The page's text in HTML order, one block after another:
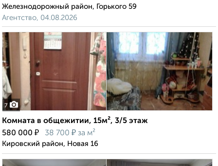
Железнодорожный район, Горького 59
Агентство, 04.08.2026
7
Комната в общежитии, 15м², 3/5 этаж
580 000 ₽ 38 700 ₽ за м²
Кировский район, Новая 16